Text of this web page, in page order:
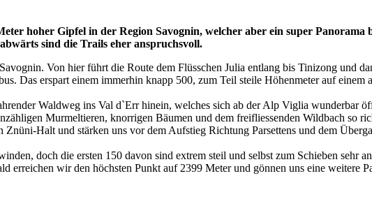
hoher Gipfel in der Region Savognin, welcher aber ein super
sind die Trails eher anspruchsvoll.
Von hier führt die Route dem Flüsschen Julia entlang bis Tinizong und
Das erspart einem immerhin knapp 500, zum Teil steile Höhenmeter auf einem
Waldweg ins Val d`Err hinein, welches sich ab der Alp Viglia wunderbar
Murmeltieren, knorrigen Bäumen und dem freifliessenden Wildbach so
Znüni-Halt und stärken uns vor dem Aufstieg Richtung Parsettens und dem
doch die ersten 150 davon sind extrem steil und selbst zum Schieben sehr
erreichen wir den höchsten Punkt auf 2399 Meter und gönnen uns eine weitere